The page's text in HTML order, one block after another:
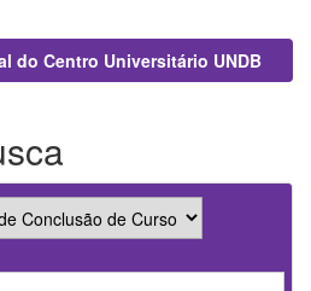
do Centro Universitário UNDB